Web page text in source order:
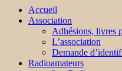
Accueil
Association
Adhésions, livres
L’association
Demande
Radioamateurs